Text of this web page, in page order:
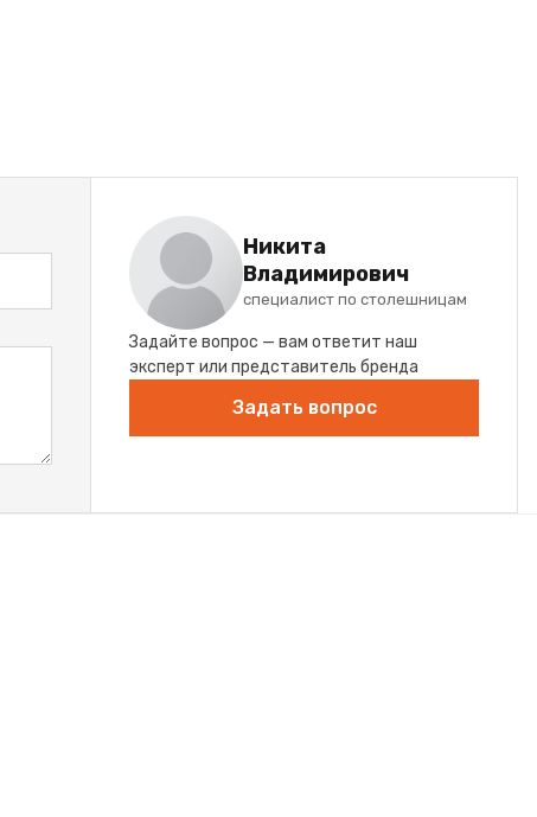
Никита
Владимирович
специалист по столешницам
Задайте вопрос — вам ответит наш
эксперт или представитель бренда
Задать вопрос